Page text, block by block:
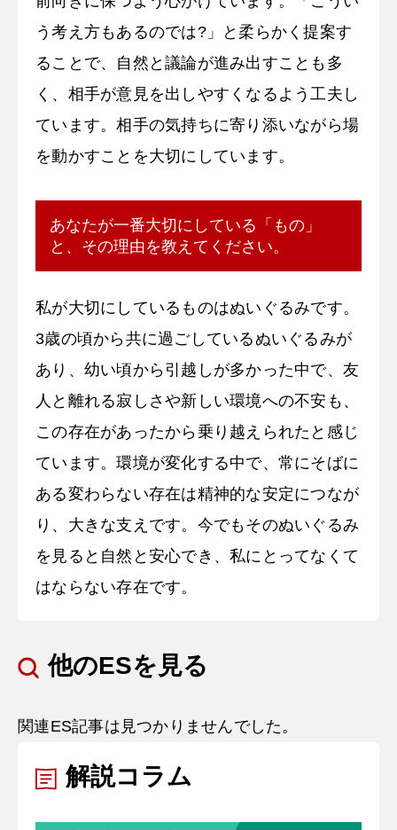
う考え方もあるのでは?」と柔らかく提案す
ることで、自然と議論が進み出すことも多
く、相手が意見を出しやすくなるよう工夫し
ています。相手の気持ちに寄り添いながら場
を動かすことを大切にしています。
あなたが一番大切にしている「もの」
と、その理由を教えてください。
私が大切にしているものはぬいぐるみです。
3歳の頃から共に過ごしているぬいぐるみが
あり、幼い頃から引越しが多かった中で、友
人と離れる寂しさや新しい環境への不安も、
この存在があったから乗り越えられたと感じ
ています。環境が変化する中で、常にそばに
ある変わらない存在は精神的な安定につなが
り、大きな支えです。今でもそのぬいぐるみ
を見ると自然と安心でき、私にとってなくて
はならない存在です。
他のESを見る
関連ES記事は見つかりませんでした。
解説コラム